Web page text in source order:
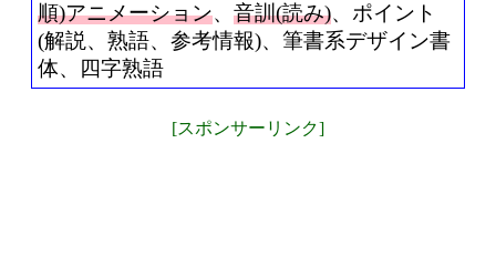
順)アニメーション、 音訓(読み)、ポイント
(解説、熟語、参考情報)、筆書系デザイン書
体、四字熟語
[スポンサーリンク]